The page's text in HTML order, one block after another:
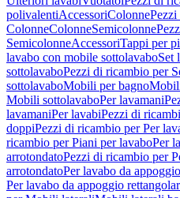
polivalentiAccessoriColonne
ColonneColonneSemicolonne
SemicolonneAccessoriTappi per
lavabo con mobile sottolavaboSet
sottolavaboPezzi di ricambio per
sottolavaboMobili per bagno
Mobili sottolavaboPer lavamani
lavamaniPer lavabiPezzi di
doppiPezzi di ricambio per Per
ricambio per Piani per lavaboPer
arrotondatoPezzi di ricambio per
arrotondatoPer lavabo da
Per lavabo da appoggio